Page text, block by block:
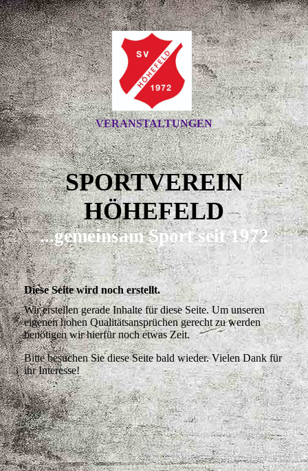
VERANSTALTUNGEN
SPORTVEREIN
HÖHEFELD
...gemeinsam Sport seit 1972
Diese Seite wird noch erstellt.
Wir erstellen gerade Inhalte für diese Seite. Um unseren
eigenen hohen Qualitätsansprüchen gerecht zu werden
benötigen wir hierfür noch etwas Zeit.
Bitte besuchen Sie diese Seite bald wieder. Vielen Dank für
ihr Interesse!